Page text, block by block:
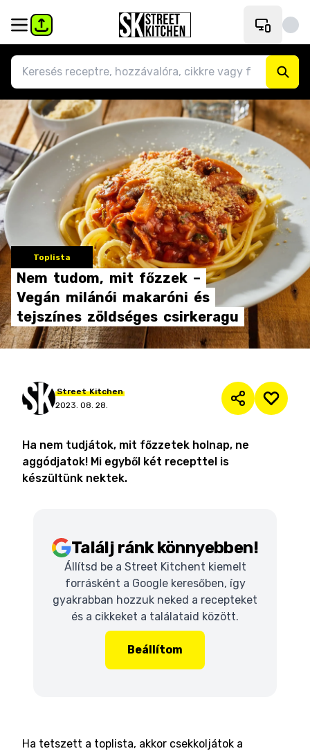
Toplista
Nem tudom, mit főzzek –
Vegán milánói makaróni és
tejszínes zöldséges csirkeragu
Street Kitchen
2023. 08. 28.
Ha nem tudjátok, mit főzzetek holnap, ne
aggódjatok! Mi egyből két recepttel is
készültünk nektek.
Találj ránk könnyebben!
Állítsd be a Street Kitchent kiemelt
forrásként a Google keresőben, így
gyakrabban hozzuk neked a recepteket
és a cikkeket a találataid között.
Beállítom
Ha tetszett a toplista, akkor csekkoljátok a